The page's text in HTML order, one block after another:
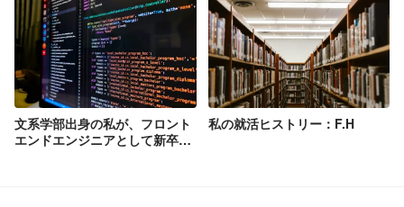
文系学部出身の私が、フロント
エンドエンジニアとして新卒入
私の就活ヒストリー：F.H